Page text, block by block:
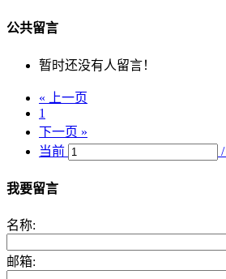
公共留言
暂时还没有人留言！
« 上一页
1
下一页 »
当前
/
我要留言
名称:
邮箱: